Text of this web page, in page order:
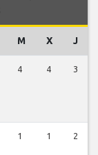
M X J
4 4 3
1 1 2